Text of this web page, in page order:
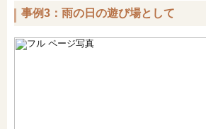
事例3：雨の日の遊び場として